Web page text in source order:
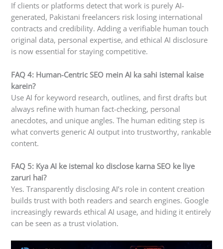
If clients or platforms detect that work is purely AI-
generated, Pakistani freelancers risk losing international
contracts and credibility. Adding a verifiable human touch
original data, personal expertise, and ethical AI disclosure
is now essential for staying competitive.
FAQ 4: Human-Centric SEO mein AI ka sahi istemal kaise
karein?
Use AI for keyword research, outlines, and first drafts but
always refine with human fact-checking, personal
anecdotes, and unique angles. The human editing step is
what converts generic AI output into trustworthy, rankable
content.
FAQ 5: Kya AI ke istemal ko disclose karna SEO ke liye
zaruri hai?
Yes. Transparently disclosing AI’s role in content creation
builds trust with both readers and search engines. Google
increasingly rewards ethical AI usage, and hiding it entirely
can be seen as a trust violation.